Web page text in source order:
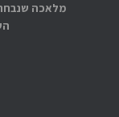
מלאכה